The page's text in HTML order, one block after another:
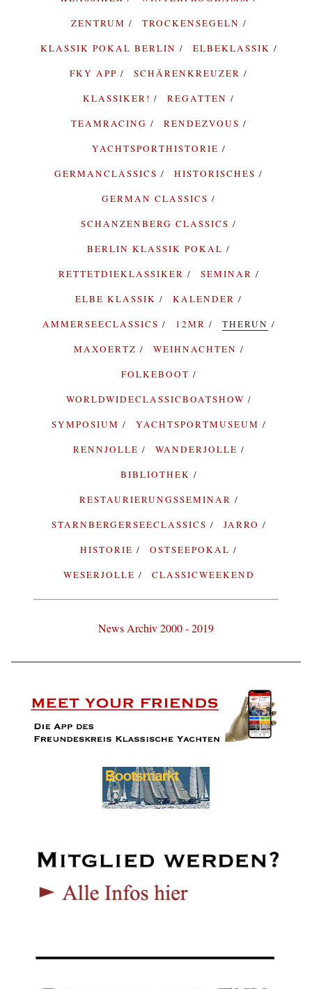
ZENTRUM
TROCKENSEGELN
KLASSIK POKAL BERLIN
ELBEKLASSIK
FKY APP
SCHÄRENKREUZER
KLASSIKER!
REGATTEN
TEAMRACING
RENDEZVOUS
YACHTSPORTHISTORIE
GERMANCLASSICS
HISTORISCHES
GERMAN CLASSICS
SCHANZENBERG CLASSICS
BERLIN KLASSIK POKAL
RETTETDIEKLASSIKER
SEMINAR
ELBE KLASSIK
KALENDER
AMMERSEECLASSICS
12MR
THERUN
MAXOERTZ
WEIHNACHTEN
FOLKEBOOT
WORLDWIDECLASSICBOATSHOW
SYMPOSIUM
YACHTSPORTMUSEUM
RENNJOLLE
WANDERJOLLE
BIBLIOTHEK
RESTAURIERUNGSSEMINAR
STARNBERGERSEECLASSICS
JARRO
HISTORIE
OSTSEEPOKAL
WESERJOLLE
CLASSICWEEKEND
News Archiv 2000 - 2019